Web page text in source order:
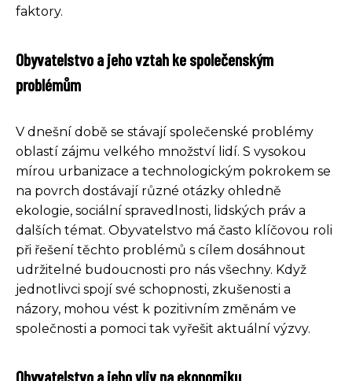
faktory.
Obyvatelstvo a jeho vztah ke společenským
problémům
V dnešní době se stávají společenské problémy
oblastí zájmu velkého množství lidí. S vysokou
mírou urbanizace a technologickým pokrokem se
na povrch dostávají různé otázky ohledně
ekologie, sociální spravedlnosti, lidských práv a
dalších témat. Obyvatelstvo má často klíčovou roli
při řešení těchto problémů s cílem dosáhnout
udržitelné budoucnosti pro nás všechny. Když
jednotlivci spojí své schopnosti, zkušenosti a
názory, mohou vést k pozitivním změnám ve
společnosti a pomoci tak vyřešit aktuální výzvy.
Obyvatelstvo a jeho vliv na ekonomiku